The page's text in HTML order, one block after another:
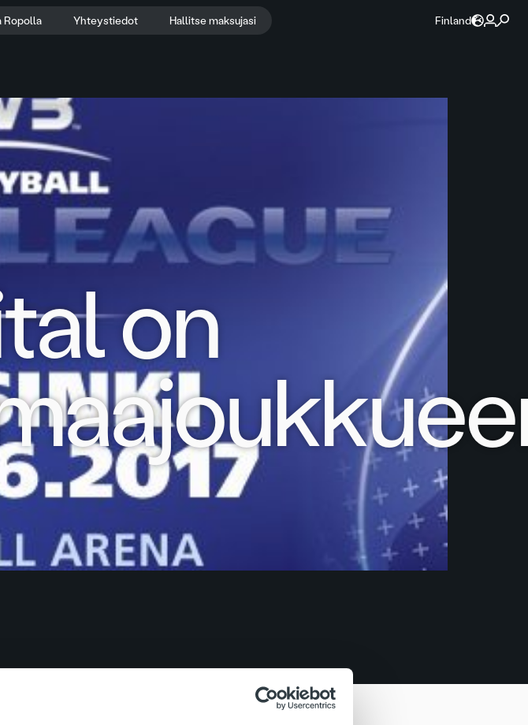
Ropolla Yhteystiedot Hallitse maksujasi Finland
on